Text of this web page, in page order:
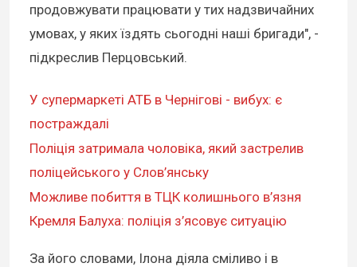
продовжувати працювати у тих надзвичайних
умовах, у яких їздять сьогодні наші бригади", -
підкреслив Перцовський.
У супермаркеті АТБ в Чернігові - вибух: є
постраждалі
Поліція затримала чоловіка, який застрелив
поліцейського у Слов’янську
Можливе побиття в ТЦК колишнього в’язня
Кремля Балуха: поліція з’ясовує ситуацію
За його словами, Ілона діяла сміливо і в